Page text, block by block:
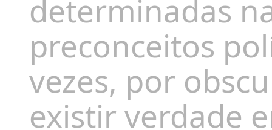
preconceitos
vezes, por
existir verdade